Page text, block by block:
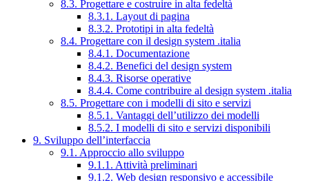
8.3. Progettare e costruire in alta fedeltà
8.3.1. Layout di pagina
8.3.2. Prototipi in alta fedeltà
8.4. Progettare con il design system .italia
8.4.1. Documentazione
8.4.2. Benefici del design system
8.4.3. Risorse operative
8.4.4. Come contribuire al design system .italia
8.5. Progettare con i modelli di sito e servizi
8.5.1. Vantaggi dell’utilizzo dei modelli
8.5.2. I modelli di sito e servizi disponibili
9. Sviluppo dell’interfaccia
9.1. Approccio allo sviluppo
9.1.1. Attività preliminari
9.1.2. Web design responsivo e accessibile